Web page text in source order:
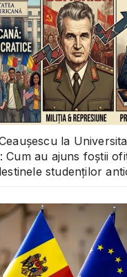
la
Cum au ajuns foștii
studenților